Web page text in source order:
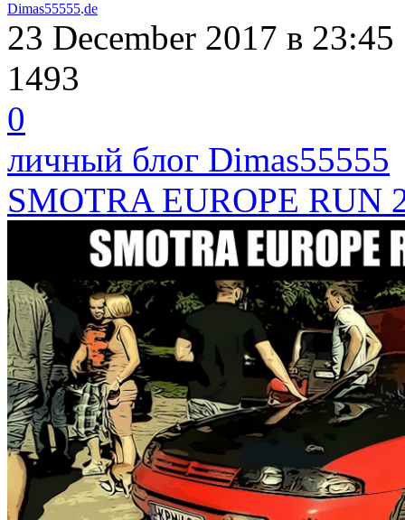
Dimas55555.de
23 December 2017 в 23:45
1493
0
личный блог Dimas55555
SMOTRA EUROPE RUN